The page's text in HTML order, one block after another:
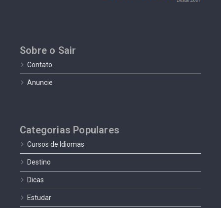
Sobre o Sair
Contato
Anuncie
Categorias Populares
Cursos de Idiomas
Destino
Dicas
Estudar